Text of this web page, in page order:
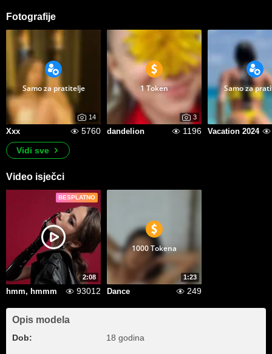
Fotografije
Samo za pratitelje
14
Xxx 5760
1 Token
3
dandelion 1196
Samo za
Vacation 2024
Vidi sve
Video isječci
BESPLATNO
2:08
hmm, hmmm 93012
1:23
1000 Tokena
Dance 249
Opis modela
Dob: 18 godina